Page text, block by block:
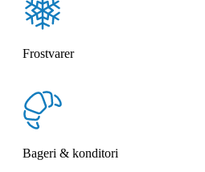
Frostvarer
Bageri & konditori